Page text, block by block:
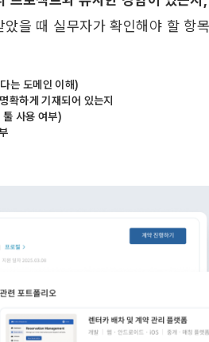
을 때 실무자가 확인해야 할 항
는 도메인 이해)
확하게 기재되어 있는지
사용 여부)